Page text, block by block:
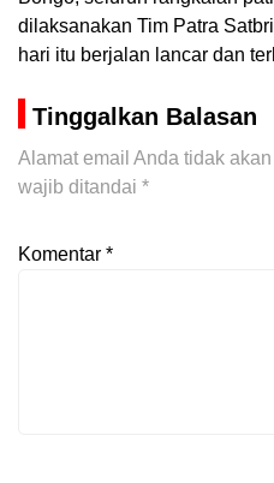
dilaksanakan Tim Patra
hari itu berjalan lancar dan
Tinggalkan Balasan
Alamat email Anda tidak
wajib ditandai *
Komentar *